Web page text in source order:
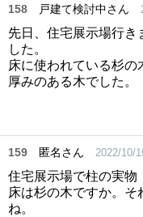
158 戸建て検討中さん
先日、住宅展示場行き
した。
床に使われている杉の
厚みのある木でした。
159 匿名さん 2022/10/
住宅展示場で柱の実物
床は杉の木ですか。
ね。